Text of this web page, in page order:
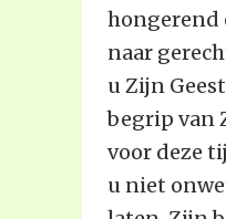
hongerend
naar
u Zijn
begrip van
voor deze
u niet